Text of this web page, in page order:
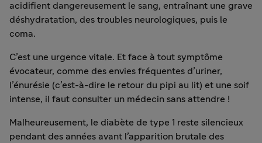
acidifient dangereusement le sang, entraînant une grave
déshydratation, des troubles neurologiques, puis le
coma.
C’est une urgence vitale. Et face à tout symptôme
évocateur, comme des envies fréquentes d’uriner,
l’énurésie (c’est-à-dire le retour du pipi au lit) et une soif
intense, il faut consulter un médecin sans attendre !
Malheureusement, le diabète de type 1 reste silencieux
pendant des années avant l’apparition brutale des